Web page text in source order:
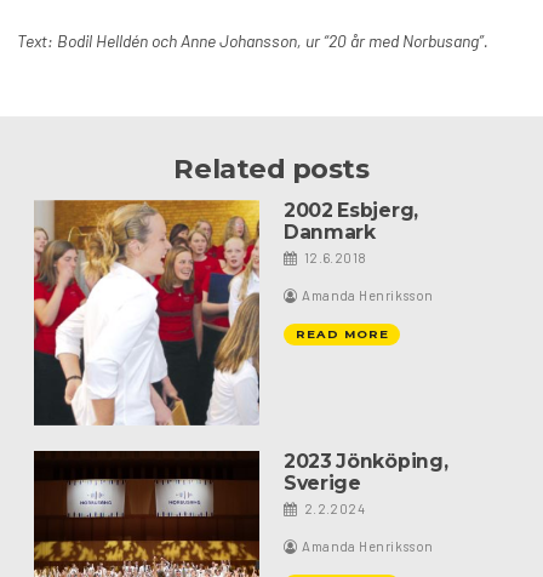
Text: Bodil Helldén och Anne Johansson, ur “20 år med Norbusang”.
Related posts
2002 Esbjerg,
Danmark
12.6.2018
Amanda Henriksson
READ MORE
2023 Jönköping,
Sverige
2.2.2024
Amanda Henriksson